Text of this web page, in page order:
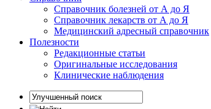
Справочник болезней от А до Я
Справочник лекарств от А до Я
Медицинский адресный справочник
Полезности
Редакционные статьи
Оригинальные исследования
Клинические наблюдения